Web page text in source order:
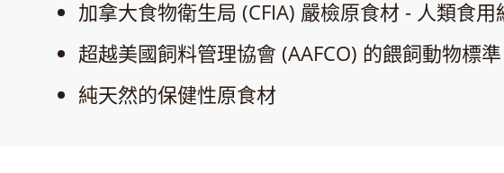
加拿大食物衛生局 (CFIA) 嚴檢原食材 - 人類食
超越美國飼料管理協會 (AAFCO) 的餵飼動物標準
純天然的保健性原食材